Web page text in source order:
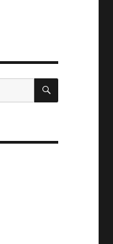
検